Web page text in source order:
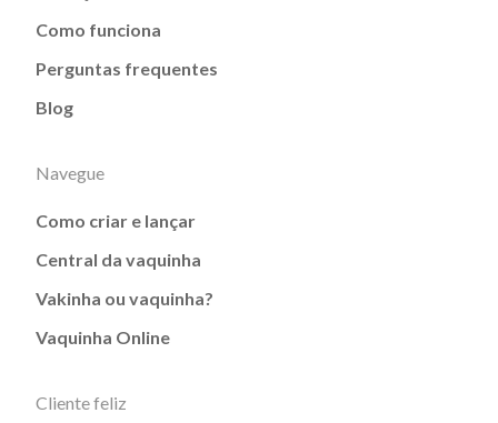
Como funciona
Perguntas frequentes
Blog
Navegue
Como criar e lançar
Central da vaquinha
Vakinha ou vaquinha?
Vaquinha Online
Cliente feliz